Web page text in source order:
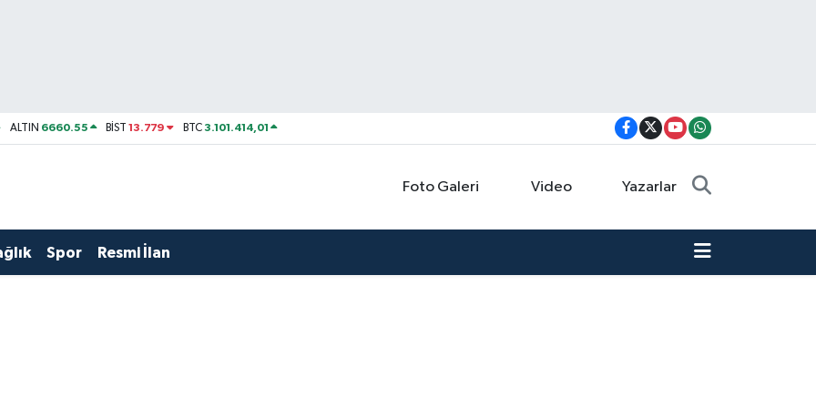
ALTIN 6660.55 BİST13.779 BTC3.101.414,01
Foto Galeri Video Yazarlar
Spor Resmi İlan